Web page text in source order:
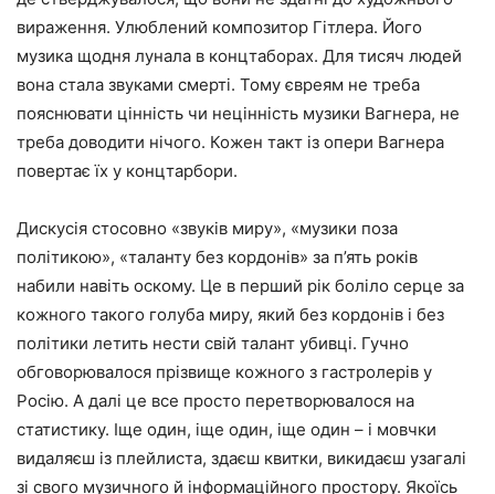
вираження. Улюблений композитор Гітлера. Його
музика щодня лунала в концтаборах. Для тисяч людей
вона стала звуками смерті. Тому євреям не треба
пояснювати цінність чи нецінність музики Вагнера, не
треба доводити нічого. Кожен такт із опери Вагнера
повертає їх у концтарбори.
Дискусія стосовно «звуків миру», «музики поза
політикою», «таланту без кордонів» за п’ять років
набили навіть оскому. Це в перший рік боліло серце за
кожного такого голуба миру, який без кордонів і без
політики летить нести свій талант убивці. Гучно
обговорювалося прізвище кожного з гастролерів у
Росію. А далі це все просто перетворювалося на
статистику. Іще один, іще один, іще один – і мовчки
видаляєш із плейлиста, здаєш квитки, викидаєш узагалі
зі свого музичного й інформаційного простору. Якоїсь